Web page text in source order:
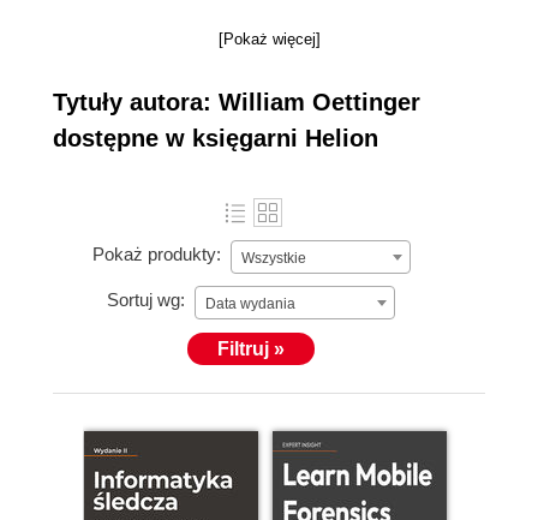
[Pokaż więcej]
Tytuły autora: William Oettinger
dostępne w księgarni Helion
Pokaż produkty: Wszystkie
Sortuj wg: Data wydania
Filtruj »